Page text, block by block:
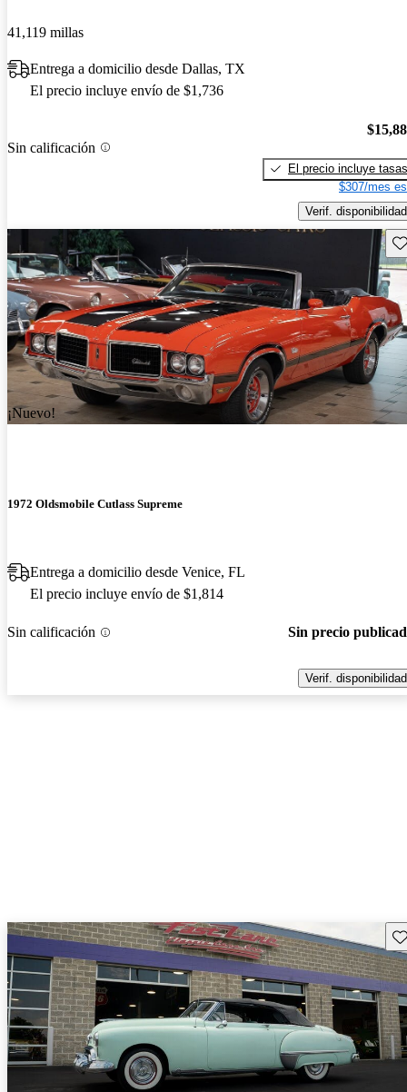
41,119 millas
Entrega a domicilio desde Dallas, TX
El precio incluye envío de $1,736
Sin calificación
El precio incluye tasas
$307/mes
Verif. disponibilidad
¡Nuevo!
1972 Oldsmobile Cutlass Supreme
Entrega a domicilio desde Venice, FL
El precio incluye envío de $1,814
Sin calificación Sin precio
Verif. disponibilidad